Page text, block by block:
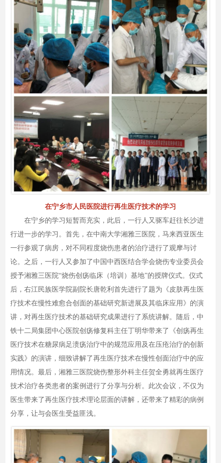
在宁乡市人民医院进行再生医疗技术的学习
在宁乡的学习短暂而充实，此后，一行人又驱车赶往长沙进
行进一步的学习。首先，在中南大学湘雅三医院，马来西亚医生
一行参观了病房，对不同程度烧伤患者的治疗进行了观摩与讨
论。之后，一行人又参加了中国中西医结合学会烧伤专业委员会
授予湘雅三医院“烧伤创疡临床（培训）基地”的授牌仪式。仪式
后，右江民族医学院副院长唐乾利首先进行了题为《皮肤再生医
疗技术在慢性难愈合创面的基础研究新进展及其临床应用》的演
讲，对再生医疗技术的基础研究成果进行了系统讲解。随后，中
铁十二局集团中心医院创疡修复科主任丁明华带来了《创疡再生
医疗技术在糖尿病足溃疡治疗中的规范应用及在压疮治疗的创新
实践》的演讲，细致讲解了再生医疗技术在慢性创面治疗中的应
用情况。最后，湘雅三医院烧伤整形外科主任贺全勇就再生医疗
技术治疗各类患者的案例进行了分享与分析。此次会议，不仅为
医生带来了再生医疗技术理论层面的讲解，还带来了精彩的病例
分享，让与会医生受益匪浅。